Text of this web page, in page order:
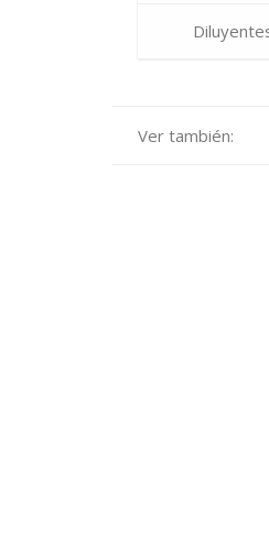
Ver también: